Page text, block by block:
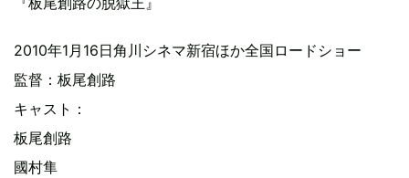
2010年1月16日角川シネマ新宿ほか全国ロードショー
監督：板尾創路
キャスト：
板尾創路
國村隼